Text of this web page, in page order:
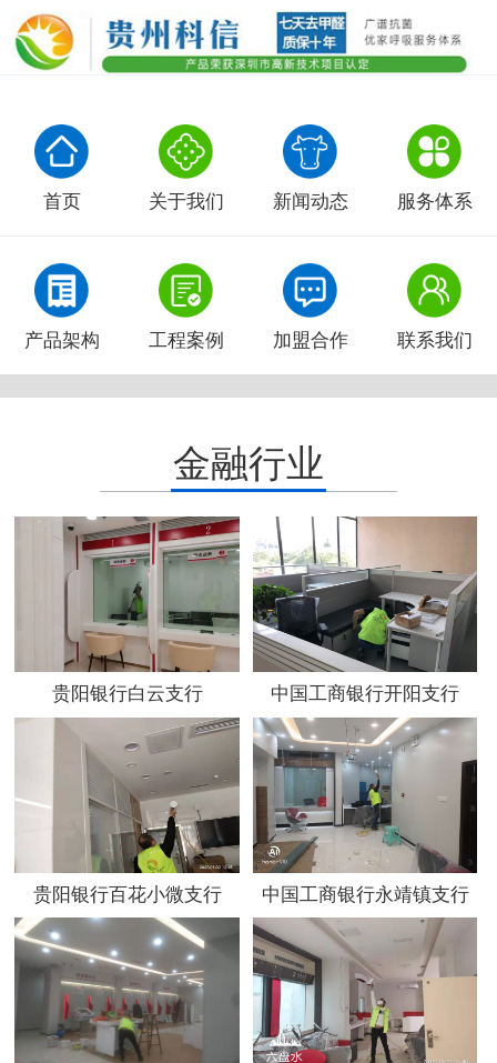
首页 关于我们 新闻动态 服务体系
产品架构 工程案例 加盟合作 联系我们
金融行业
贵阳银行白云支行 中国工商银行开阳支行
贵阳银行百花小微支行 中国工商银行永靖镇支行